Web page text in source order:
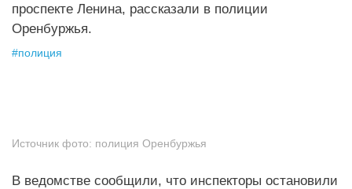
проспекте Ленина, рассказали в полиции
Оренбуржья.
#полиция
Источник фото: полиция Оренбуржья
В ведомстве сообщили, что инспекторы остановили